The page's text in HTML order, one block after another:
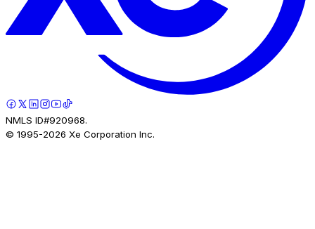
NMLS ID#920968.
© 1995-2026 Xe Corporation Inc.